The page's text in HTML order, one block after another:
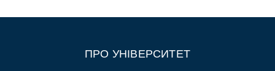
ПРО УНІВЕРСИТЕТ